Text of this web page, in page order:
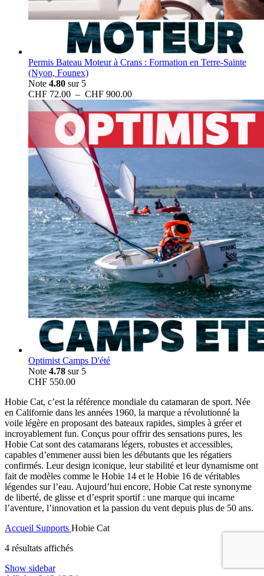
Permis Bateau Moteur à Crans : Formation en Terre-Sainte
(Nyon, Founex)
Note 4.80 sur 5
CHF 72.00 – CHF 900.00Plage
de
prix :
CHF 72.00
CHF 900.00
Optimist Camps D'été
Note 4.78 sur 5
CHF 550.00
Hobie Cat, c’est la référence mondiale du catamaran de sport. Née
en Californie dans les années 1960, la marque a révolutionné la
voile légère en proposant des bateaux rapides, simples à gréer et
incroyablement fun. Conçus pour offrir des sensations pures, les
Hobie Cat sont des catamarans légers, robustes et accessibles,
capables d’emmener aussi bien les débutants que les régatiers
confirmés. Leur design iconique, leur stabilité et leur dynamisme ont
fait de modèles comme le Hobie 14 et le Hobie 16 de véritables
légendes sur l’eau. Aujourd’hui encore, Hobie Cat reste synonyme
de liberté, de glisse et d’esprit sportif : une marque qui incarne
l’aventure, l’innovation et la passion du vent depuis plus de 50 ans.
Accueil Supports Hobie Cat
4 résultats affichésTrié
Show sidebar